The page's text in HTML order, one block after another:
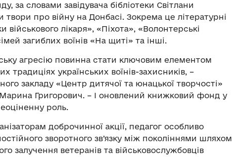
за словами завідувача бібліотеки Світлани
твори про війну на Донбасі. Зокрема це літературні
лікаря», «Піхота», «Волонтерські
загиблих воїнів «На щиті» та інші.
агресію повинна стати ключовим елементом
традиціях українських воїнів-захисників, –
закладу «Центр дитячої та юнацької творчості»
Марина Григорович. – І оновлений книжковий фонд у
роль.
доброчинної акції, педагог особливо
зворотного зв’язку між поколіннями шляхом
залучення ветеранів та військовослужбовців